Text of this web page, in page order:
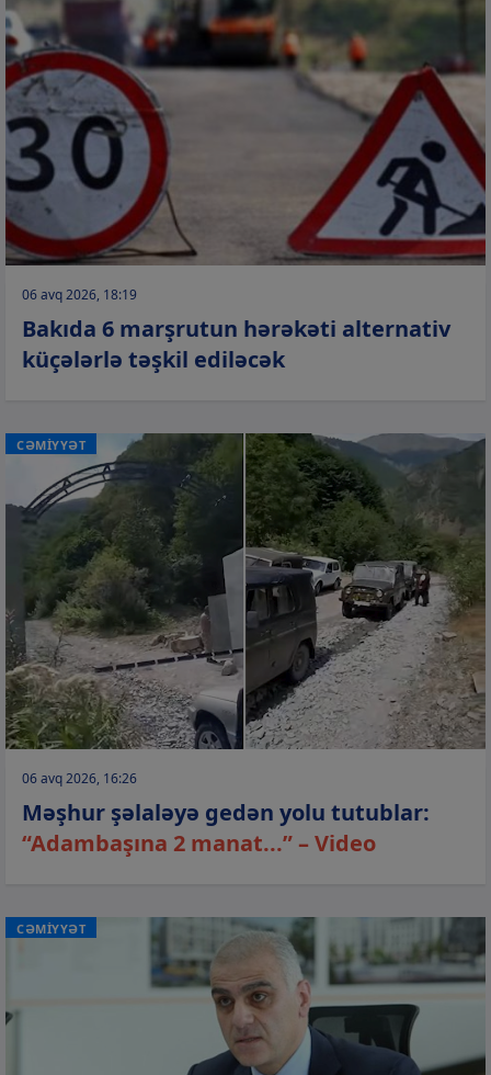
06 avq 2026, 18:19
Bakıda 6 marşrutun hərəkəti alternativ
küçələrlə təşkil ediləcək
CƏMİYYƏT
06 avq 2026, 16:26
Məşhur şəlaləyə gedən yolu tutublar:
“Adambaşına 2 manat...” – Video
CƏMİYYƏT